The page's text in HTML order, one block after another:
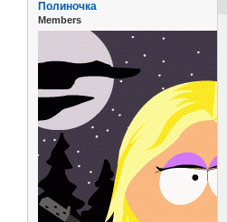
Полиночка
Members